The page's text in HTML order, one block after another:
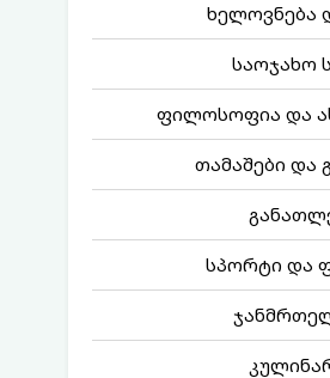
ხელოვნება
საოჯახო
ფილოსოფია და
თამაშები და
სპორტი და